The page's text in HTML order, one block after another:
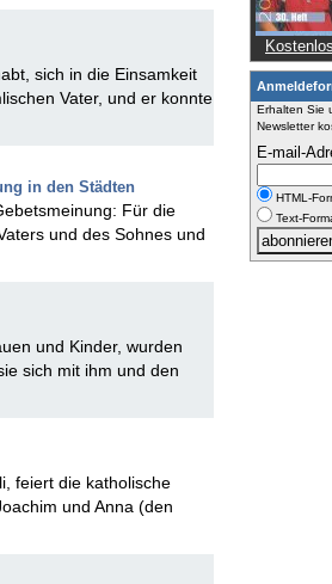
Erhalten Sie
Newsletter
E-mail-
HTML-
Text-
sich in die Einsamkeit
Vater, und er konnte
in den Städten
Für die
und des Sohnes und
und Kinder, wurden
sich mit ihm und den
feiert die katholische
und Anna (den